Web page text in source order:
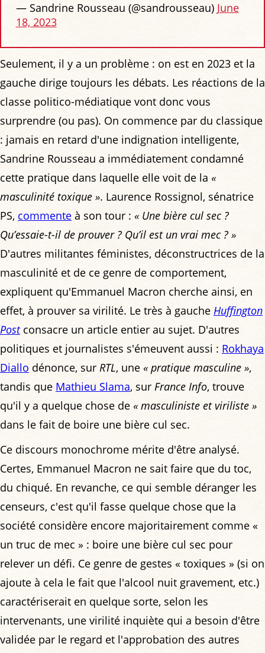
— Sandrine Rousseau (@sandrousseau) June
18, 2023
Seulement, il y a un problème : on est en 2023 et la
gauche dirige toujours les débats. Les réactions de la
classe politico-médiatique vont donc vous
surprendre (ou pas). On commence par du classique
: jamais en retard d'une indignation intelligente,
Sandrine Rousseau a immédiatement condamné
cette pratique dans laquelle elle voit de la «
masculinité toxique ». Laurence Rossignol, sénatrice
PS, commente à son tour : « Une bière cul sec ?
Qu’essaie-t-il de prouver ? Qu’il est un vrai mec ? »
D'autres militantes féministes, déconstructrices de la
masculinité et de ce genre de comportement,
expliquent qu'Emmanuel Macron cherche ainsi, en
effet, à prouver sa virilité. Le très à gauche Huffington
Postconsacre un article entier au sujet. D'autres
politiques et journalistes s'émeuvent aussi : Rokhaya
Diallo dénonce, sur RTL, une « pratique masculine »,
tandis que Mathieu Slama, sur France Info, trouve
qu'il y a quelque chose de « masculiniste et viriliste »
dans le fait de boire une bière cul sec.
Ce discours monochrome mérite d'être analysé.
Certes, Emmanuel Macron ne sait faire que du toc,
du chiqué. En revanche, ce qui semble déranger les
censeurs, c'est qu'il fasse quelque chose que la
société considère encore majoritairement comme «
un truc de mec » : boire une bière cul sec pour
relever un défi. Ce genre de gestes « toxiques » (si on
ajoute à cela le fait que l'alcool nuit gravement, etc.)
caractériserait en quelque sorte, selon les
intervenants, une virilité inquiète qui a besoin d'être
validée par le regard et l'approbation des autres